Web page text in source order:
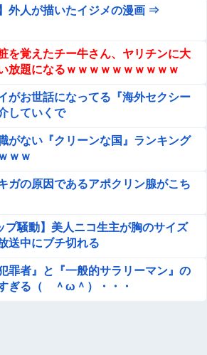
壊れ最強が現れインフレ 環境崩壊
、運営に引退する旨を報告するも特
た
に、ハジメテを元教え子におそわ
が同僚に!?編～』をrawやhitomi
む方法│エデンの林檎/中条亮
おっぱいが聳え立つｗｗｗｗｗｗｗ
の自由席、ガチで終わるｗｗｗｗ
時お付き合いがあった仲間が神社に
ゃいけないと言ってた
かいう顔もお●ぱいもスタイルも面
ｗｗｗｗ
外人が描いたイジメの漫画 ⇒
を覚えたチー牛さん、ヤリチンに大
放題になるｗｗｗｗｗｗｗｗｗｗ
がお世話になってる『海外セクシー
していくで
がない『クリーンな国』ランキング
ｗｗ
ガの原因であるアポクリン腺がこち
プ騒動】美人ニコ生主が胸のサイズ
送中にブチ切れる
罪者』と『一般的サラリーマン』の
ぎる（ ＾ω＾）・・・